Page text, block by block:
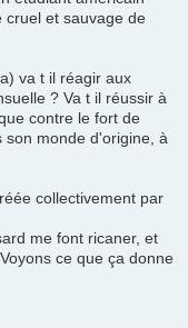
cruel et sauvage de
va t il réagir aux
? Va t il réussir à
contre le fort de
son monde d'origine, à
collectivement par
me font ricaner, et
ce que ça donne